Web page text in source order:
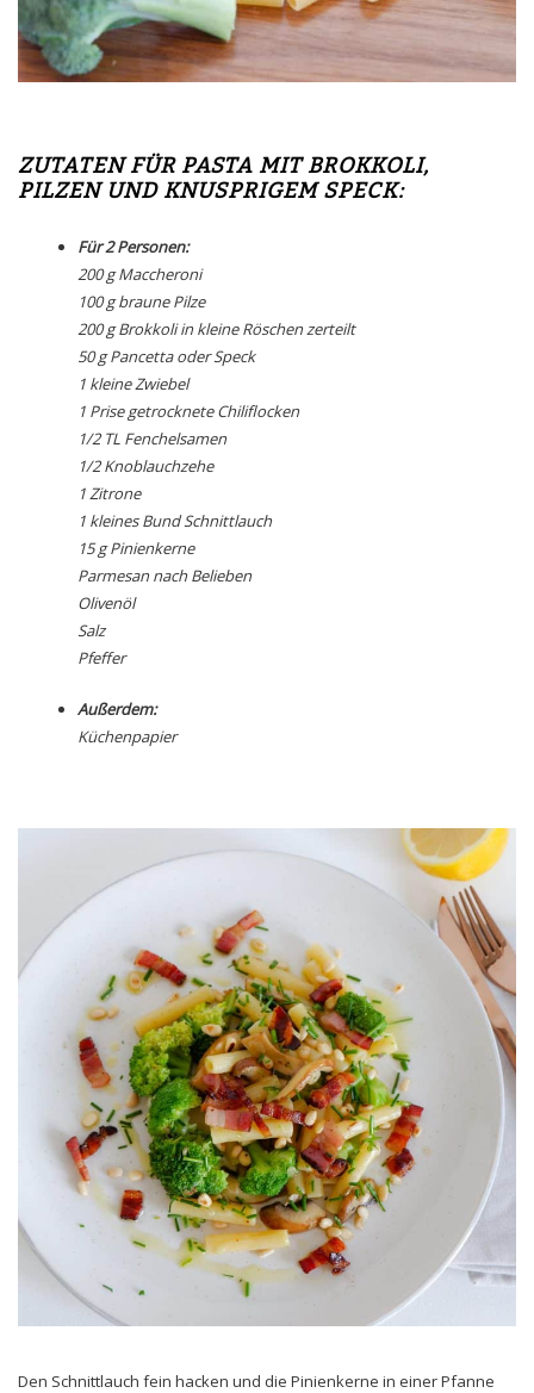
ZUTATEN FÜR PASTA MIT BROKKOLI,
PILZEN UND KNUSPRIGEM SPECK:
Für 2 Personen:
200 g Maccheroni
100 g braune Pilze
200 g Brokkoli in kleine Röschen zerteilt
50 g Pancetta oder Speck
1 kleine Zwiebel
1 Prise getrocknete Chiliflocken
1/2 TL Fenchelsamen
1/2 Knoblauchzehe
1 Zitrone
1 kleines Bund Schnittlauch
15 g Pinienkerne
Parmesan nach Belieben
Olivenöl
Salz
Pfeffer
Außerdem:
Küchenpapier
Den Schnittlauch fein hacken und die Pinienkerne in einer Pfanne